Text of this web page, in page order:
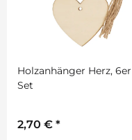
Holzanhänger Herz, 6er
Set
2,70 € *